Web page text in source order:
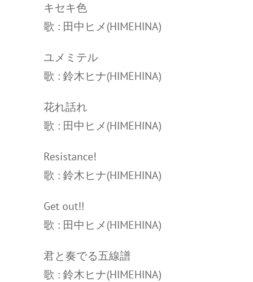
キセキ色
歌 : 田中ヒメ(HIMEHINA)
ユメミテル
歌 : 鈴木ヒナ(HIMEHINA)
花れ話れ
歌 : 田中ヒメ(HIMEHINA)
Resistance!
歌 : 鈴木ヒナ(HIMEHINA)
Get out!!
歌 : 田中ヒメ(HIMEHINA)
君と奏でる五線譜
歌 : 鈴木ヒナ(HIMEHINA)